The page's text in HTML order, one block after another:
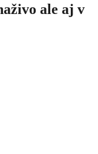
ale aj v